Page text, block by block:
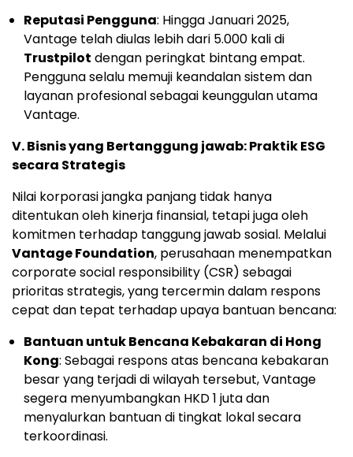
Reputasi Pengguna: Hingga Januari 2025,
Vantage telah diulas lebih dari 5.000 kali di
Trustpilot dengan peringkat bintang empat.
Pengguna selalu memuji keandalan sistem dan
layanan profesional sebagai keunggulan utama
Vantage.
V. Bisnis yang Bertanggung jawab: Praktik ESG
secara Strategis
Nilai korporasi jangka panjang tidak hanya
ditentukan oleh kinerja finansial, tetapi juga oleh
komitmen terhadap tanggung jawab sosial. Melalui
Vantage Foundation, perusahaan menempatkan
corporate social responsibility (CSR) sebagai
prioritas strategis, yang tercermin dalam respons
cepat dan tepat terhadap upaya bantuan bencana:
Bantuan untuk Bencana Kebakaran di Hong
Kong: Sebagai respons atas bencana kebakaran
besar yang terjadi di wilayah tersebut, Vantage
segera menyumbangkan HKD 1 juta dan
menyalurkan bantuan di tingkat lokal secara
terkoordinasi.